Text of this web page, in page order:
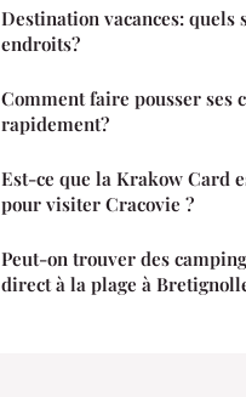
Destination vacances:
endroits?
Comment faire pousser ses
rapidement?
Est-ce que la Krakow Card
pour visiter Cracovie ?
Peut-on trouver des
direct à la plage à